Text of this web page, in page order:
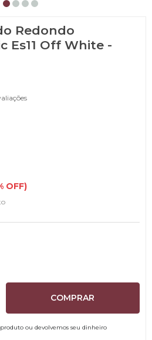
Redondo
Es11 Off White -
OFF)
COMPRAR
ou devolvemos seu dinheiro